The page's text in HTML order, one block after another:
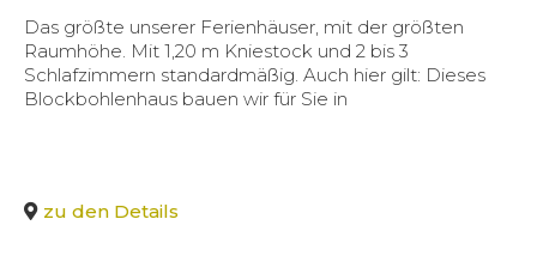
Das größte unserer Ferienhäuser, mit der größten
Raumhöhe. Mit 1,20 m Kniestock und 2 bis 3
Schlafzimmern standardmäßig. Auch hier gilt: Dieses
Blockbohlenhaus bauen wir für Sie in
zu den Details